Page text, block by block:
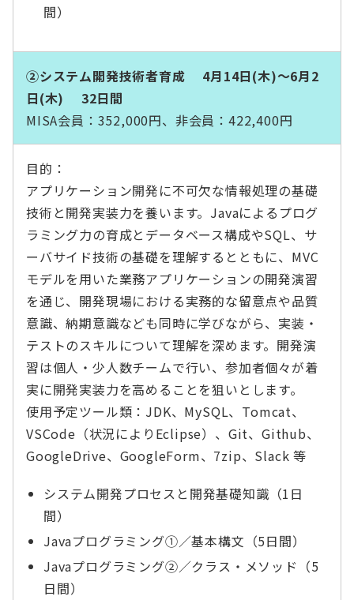
間）
②システム開発技術者育成 4月14日(木)～6月2
日(木) 32日間
MISA会員：352,000円、非会員：422,400円
目的：
アプリケーション開発に不可欠な情報処理の基礎
技術と開発実装力を養います。Javaによるプログ
ラミング力の育成とデータベース構成やSQL、サ
ーバサイド技術の基礎を理解するとともに、MVC
モデルを用いた業務アプリケーションの開発演習
を通じ、開発現場における実務的な留意点や品質
意識、納期意識なども同時に学びながら、実装・
テストのスキルについて理解を深めます。開発演
習は個人・少人数チームで行い、参加者個々が着
実に開発実装力を高めることを狙いとします。
使用予定ツール類：JDK、MySQL、Tomcat、
VSCode（状況によりEclipse）、Git、Github、
GoogleDrive、GoogleForm、7zip、Slack 等
システム開発プロセスと開発基礎知識（1日
間）
Javaプログラミング①／基本構文（5日間）
Javaプログラミング②／クラス・メソッド（5
日間）